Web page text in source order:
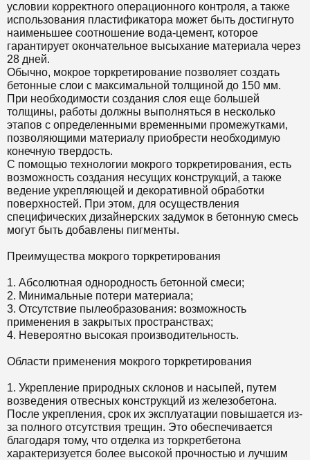
условии корректного операционного контроля, а также
использования пластификатора может быть достигнуто
наименьшее соотношение вода-цемент, которое
гарантирует окончательное высыхание материала через
28 дней.
Обычно, мокрое торкретирование позволяет создать
бетонные слои с максимальной толщиной до 150 мм.
При необходимости создания слоя еще большей
толщины, работы должны выполняться в несколько
этапов с определенными временными промежутками,
позволяющими материалу приобрести необходимую
конечную твердость.
С помощью технологии мокрого торкретирования, есть
возможность создания несущих конструкций, а также
ведение укрепляющей и декоративной обработки
поверхностей. При этом, для осуществления
специфических дизайнерских задумок в бетонную смесь
могут быть добавлены пигменты.
Преимущества мокрого торкретирования
1. Абсолютная однородность бетонной смеси;
2. Минимальные потери материала;
3. Отсутствие пылеобразования: возможность
применения в закрытых пространствах;
4. Невероятно высокая производительность.
Области применения мокрого торкретирования
1. Укрепление природных склонов и насыпей, путем
возведения отвесных конструкций из железобетона.
После укрепления, срок их эксплуатации повышается из-
за полного отсутствия трещин. Это обеспечивается
благодаря тому, что отделка из торкретбетона
характеризуется более высокой прочностью и лучшим